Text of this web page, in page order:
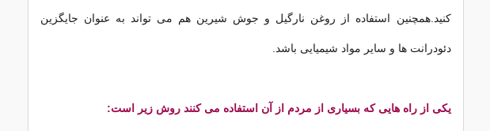
کنید.همچنین استفاده از روغن نارگیل و جوش شیرین هم می تواند به عنوان جایگزین
دئودرانت ها و سایر مواد شیمیایی باشد.
یکی از راه هایی که بسیاری از مردم از آن استفاده می کنند روش زیر است: